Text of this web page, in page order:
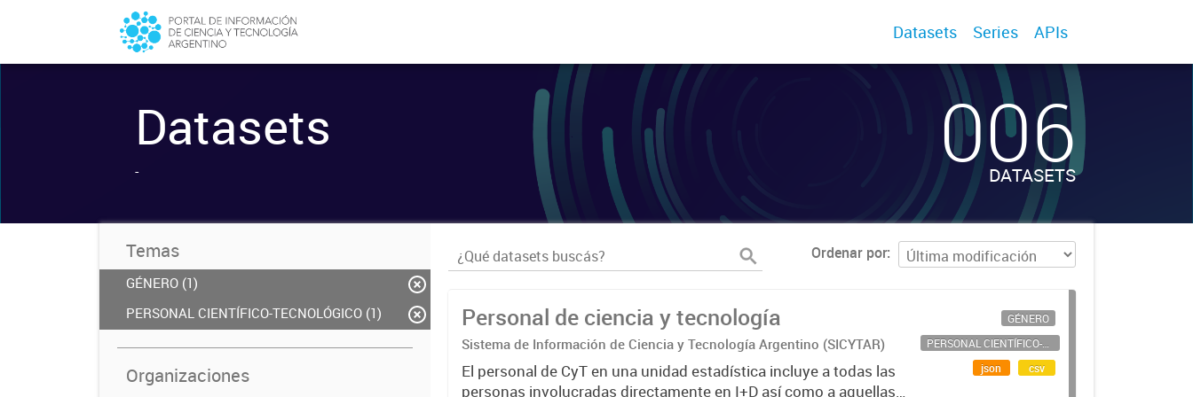
Datasets Series APIs
Datasets
- 006
DATASETS
Temas
GÉNERO (1)
PERSONAL CIENTÍFICO-TECNOLÓGICO (1)
Organizaciones
Ordenar por
Personal de ciencia y tecnología
Sistema de Información de Ciencia y Tecnología Argentino (SICYTAR)
El personal de CyT en una unidad estadística incluye a todas las
personas involucradas directamente en I+D así como a aquellas
GÉNERO
PERSONAL CIENTÍFICO-TECNOLÓGICO
json
csv